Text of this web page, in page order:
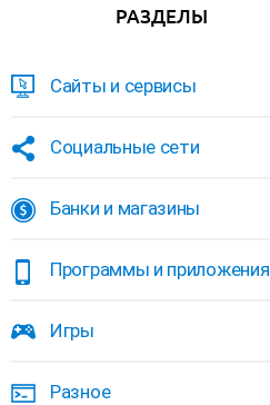
РАЗДЕЛЫ
Сайты и сервисы
Социальные сети
Банки и магазины
Программы и приложения
Игры
Разное